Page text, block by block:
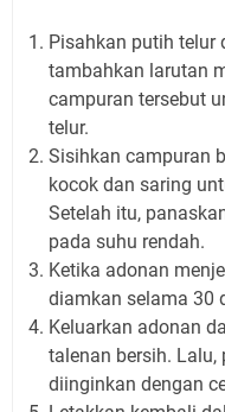
Pisahkan putih telur
tambahkan larutan
campuran tersebut
telur.
Sisihkan campuran
kocok dan saring
Setelah itu,
pada suhu rendah.
Ketika adonan
diamkan selama 30
Keluarkan adonan
talenan bersih. Lalu,
diinginkan dengan